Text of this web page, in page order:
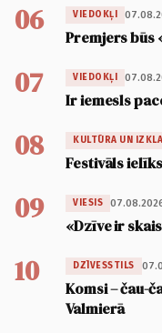
06 VIEDOKĻI
Premjers būs
07 VIEDOKĻI
Ir iemesls
08 KULTŪRA UN
Festivāls
09 VIESIS
«Dzīve ir
10 DZĪVESSTILS
Komsi – čau-
Valmierā